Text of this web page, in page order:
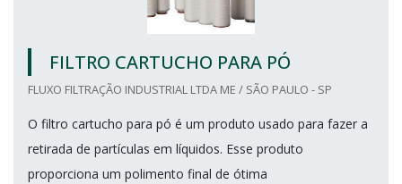
FILTRO CARTUCHO PARA PÓ
FLUXO FILTRAÇÃO INDUSTRIAL LTDA ME / SÃO PAULO - SP
O filtro cartucho para pó é um produto usado para fazer a
retirada de partículas em líquidos. Esse produto
proporciona um polimento final de ótima